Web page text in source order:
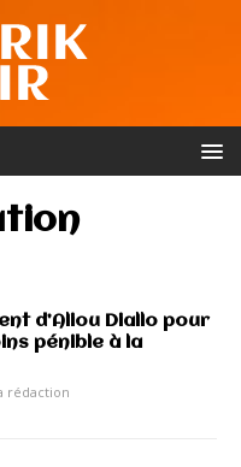
d’Aliou Diallo pour
pénible à la
rédaction